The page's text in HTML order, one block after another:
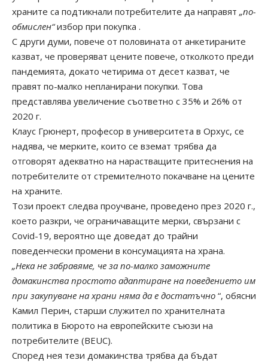
храните са подтикнали потребителите да направят „по-
обмислен“избор при покупка .
С други думи, повече от половината от анкетираните
казват, че проверяват цените повече, отколкото преди
пандемията, докато четирима от десет казват, че
правят по-малко непланирани покупки. Това
представлява увеличение съответно с 35% и 26% от
2020 г.
Клаус Грюнерт, професор в университета в Орхус, се
надява, че мерките, които се вземат трябва да
отговорят адекватно на нарастващите притеснения на
потребителите от стремителното покачване на цените
на храните.
Този проект следва проучване, проведено през 2020 г.,
което разкри, че ограничаващите мерки, свързани с
Covid-19, вероятно ще доведат до трайни
поведенчески промени в консумацията на храна.
„Нека не забравяме, че за по-малко заможните
домакинства простото адаптиране на поведението им
при закупуване на храни няма да е достатъчно “, обясни
Камил Перин, старши служител по хранителната
политика в Бюрото на европейските съюзи на
потребителите (BEUC).
Според нея тези домакинства трябва да бъдат